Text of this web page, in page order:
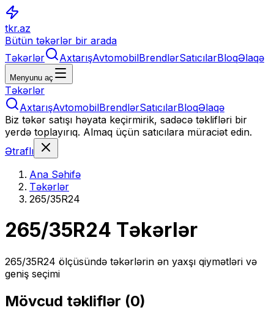
tkr.az
Bütün təkərlər bir arada
Təkərlər
AxtarışAvtomobilBrendlərSatıcılarBloqƏlaqə
Menyunu aç
Təkərlər
AxtarışAvtomobilBrendlərSatıcılarBloqƏlaqə
Biz təkər satışı həyata keçirmirik, sadəcə təklifləri bir
yerdə toplayırıq. Almaq üçün satıcılara müraciət edin.
Ətraflı
Ana Səhifə
Təkərlər
265/35R24
265/35R24 Təkərlər
265/35R24 ölçüsündə təkərlərin ən yaxşı qiymətləri və
geniş seçimi
Mövcud təkliflər (0)